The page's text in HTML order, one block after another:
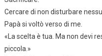
Cercare di non disturbare
Papà si voltò verso di me.
«La scelta è tua. Ma non devi
piccola.»